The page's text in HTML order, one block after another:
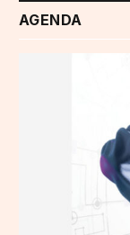
AGENDA